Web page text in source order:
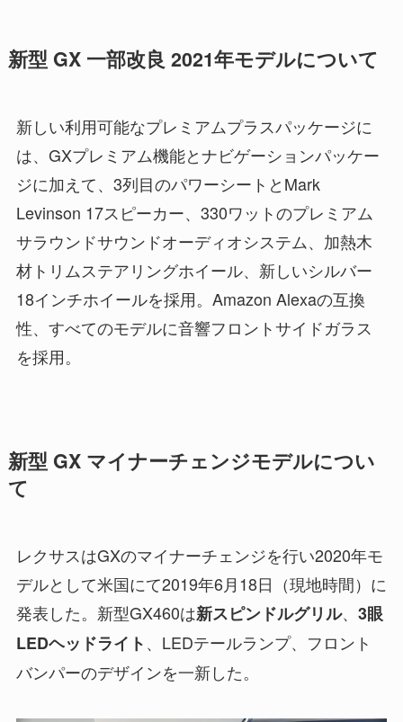
新型 GX 一部改良 2021年モデルについて
新しい利用可能なプレミアムプラスパッケージに
は、GXプレミアム機能とナビゲーションパッケー
ジに加えて、3列目のパワーシートとMark
Levinson 17スピーカー、330ワットのプレミアム
サラウンドサウンドオーディオシステム、加熱木
材トリムステアリングホイール、新しいシルバー
18インチホイールを採用。Amazon Alexaの互換
性、すべてのモデルに音響フロントサイドガラス
を採用。
新型 GX マイナーチェンジモデルについ
て
レクサスはGXのマイナーチェンジを行い2020年モ
デルとして米国にて2019年6月18日（現地時間）に
発表した。新型GX460は新スピンドルグリル、 3眼
LEDヘッドライト、LEDテールランプ、フロント
バンパーのデザインを一新した。